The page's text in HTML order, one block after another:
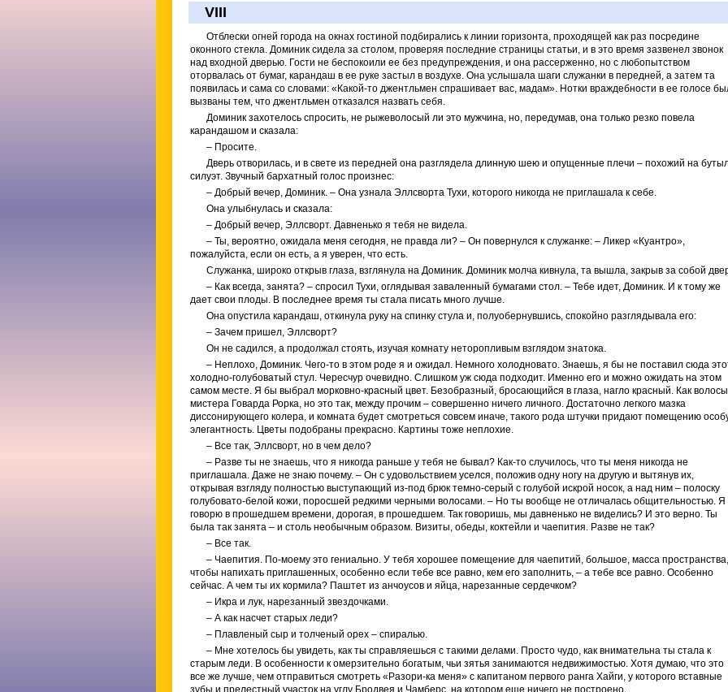
VIII
Отблески огней города на окнах гостиной подбирались к линии горизонта, проходящей как раз посредине
оконного стекла. Доминик сидела за столом, проверяя последние страницы статьи, и в это время зазвенел звонок
над входной дверью. Гости не беспокоили ее без предупреждения, и она рассерженно, но с любопытством
оторвалась от бумаг, карандаш в ее руке застыл в воздухе. Она услышала шаги служанки в передней, а затем та
появилась и сама со словами: «Какой-то джентльмен спрашивает вас, мадам». Нотки враждебности в ее голосе
вызваны тем, что джентльмен отказался назвать себя.
Доминик захотелось спросить, не рыжеволосый ли это мужчина, но, передумав, она только резко повела
карандашом и сказала:
– Просите.
Дверь отворилась, и в свете из передней она разглядела длинную шею и опущенные плечи – похожий на
силуэт. Звучный бархатный голос произнес:
– Добрый вечер, Доминик. – Она узнала Эллсворта Тухи, которого никогда не приглашала к себе.
Она улыбнулась и сказала:
– Добрый вечер, Эллсворт. Давненько я тебя не видела.
– Ты, вероятно, ожидала меня сегодня, не правда ли? – Он повернулся к служанке: – Ликер «Куантро»,
пожалуйста, если он есть, а я уверен, что есть.
Служанка, широко открыв глаза, взглянула на Доминик. Доминик молча кивнула, та вышла, закрыв за собой
– Как всегда, занята? – спросил Тухи, оглядывая заваленный бумагами стол. – Тебе идет, Доминик. И к тому же
дает свои плоды. В последнее время ты стала писать много лучше.
Она опустила карандаш, откинула руку на спинку стула и, полуобернувшись, спокойно разглядывала его:
– Зачем пришел, Эллсворт?
Он не садился, а продолжал стоять, изучая комнату неторопливым взглядом знатока.
– Неплохо, Доминик. Чего-то в этом роде я и ожидал. Немного холодновато. Знаешь, я бы не поставил сюда
холодно-голубоватый стул. Чересчур очевидно. Слишком уж сюда подходит. Именно его и можно ожидать на этом
самом месте. Я бы выбрал морковно-красный цвет. Безобразный, бросающийся в глаза, нагло красный. Как волосы
мистера Говарда Рорка, но это так, между прочим – совершенно ничего личного. Достаточно легкого мазка
диссонирующего колера, и комната будет смотреться совсем иначе, такого рода штучки придают помещению
элегантность. Цветы подобраны прекрасно. Картины тоже неплохие.
– Все так, Эллсворт, но в чем дело?
– Разве ты не знаешь, что я никогда раньше у тебя не бывал? Как-то случилось, что ты меня никогда не
приглашала. Даже не знаю почему. – Он с удовольствием уселся, положив одну ногу на другую и вытянув их,
открывая взгляду полностью выступающий из-под брюк темно-серый с голубой искрой носок, а над ним – полоску
голубовато-белой кожи, поросшей редкими черными волосами. – Но ты вообще не отличалась общительностью. Я
говорю в прошедшем времени, дорогая, в прошедшем. Так говоришь, мы давненько не виделись? И это верно. Ты
была так занята – и столь необычным образом. Визиты, обеды, коктейли и чаепития. Разве не так?
– Все так.
– Чаепития. По-моему это гениально. У тебя хорошее помещение для чаепитий, большое, масса пространства,
чтобы напихать приглашенных, особенно если тебе все равно, кем его заполнить, – а тебе все равно. Особенно
сейчас. А чем ты их кормила? Паштет из анчоусов и яйца, нарезанные сердечком?
– Икра и лук, нарезанный звездочками.
– А как насчет старых леди?
– Плавленый сыр и толченый орех – спиралью.
– Мне хотелось бы увидеть, как ты справляешься с такими делами. Просто чудо, как внимательна ты стала к
старым леди. В особенности к омерзительно богатым, чьи зятья занимаются недвижимостью. Хотя думаю, что это
все же лучше, чем отправиться смотреть «Разори-ка меня» с капитаном первого ранга Хайги, у которого вставные
зубы и прелестный участок на углу Бродвея и Чамберс, на котором еще ничего не построено.